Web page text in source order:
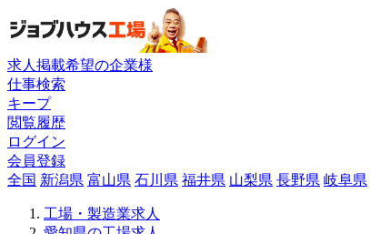
求人掲載希望の企業様
仕事検索
キープ
閲覧履歴
ログイン
会員登録
全国 新潟県 富山県 石川県 福井県 山梨県 長野県 岐阜県
工場・製造業求人